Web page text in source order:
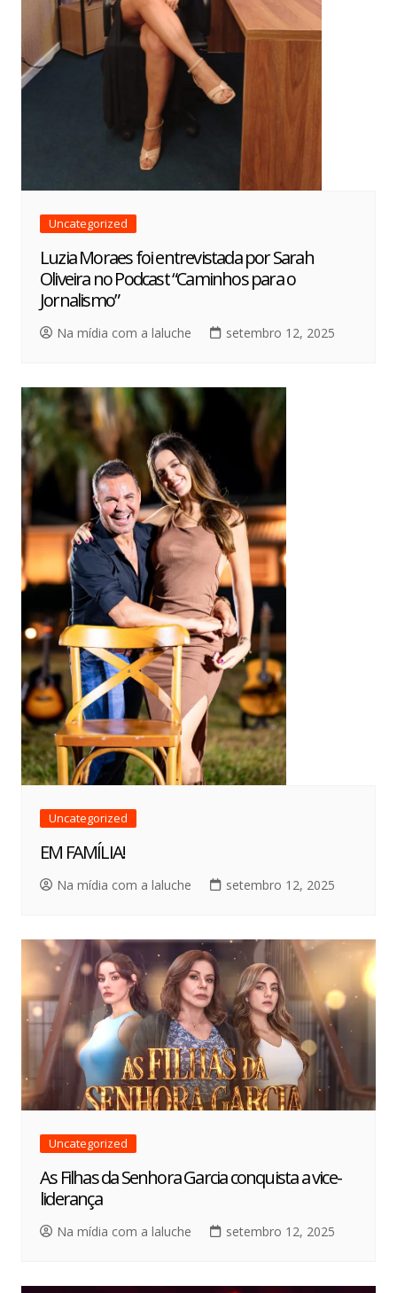
Uncategorized
Luzia Moraes foi entrevistada por Sarah
Oliveira no Podcast “Caminhos para o
Jornalismo”
Na mídia com a laluche setembro 12, 2025
Uncategorized
EM FAMÍLIA!
Na mídia com a laluche setembro 12, 2025
Uncategorized
As Filhas da Senhora Garcia conquista a vice-
liderança
Na mídia com a laluche setembro 12, 2025